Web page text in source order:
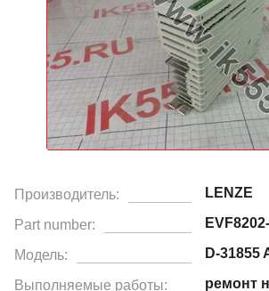
Производитель: LENZE
Part number:
Модель: D-31855
Выполняемые работы:
ремонт